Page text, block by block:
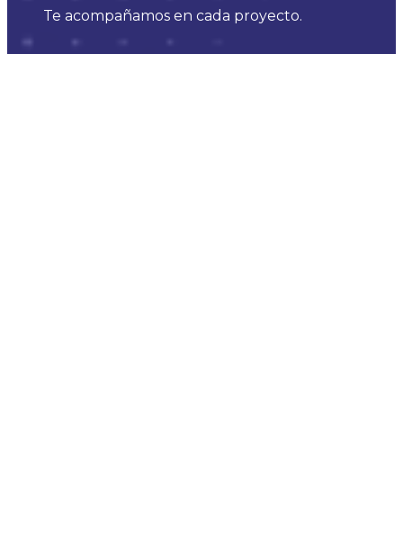
Te acompañamos en cada proyecto.